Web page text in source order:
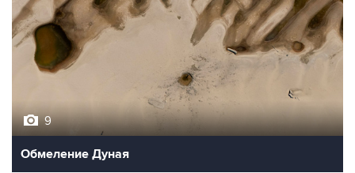
9
Обмеление Дуная